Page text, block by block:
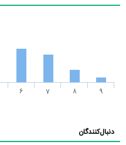
6 7 8 9
دنبال‌کنندگان